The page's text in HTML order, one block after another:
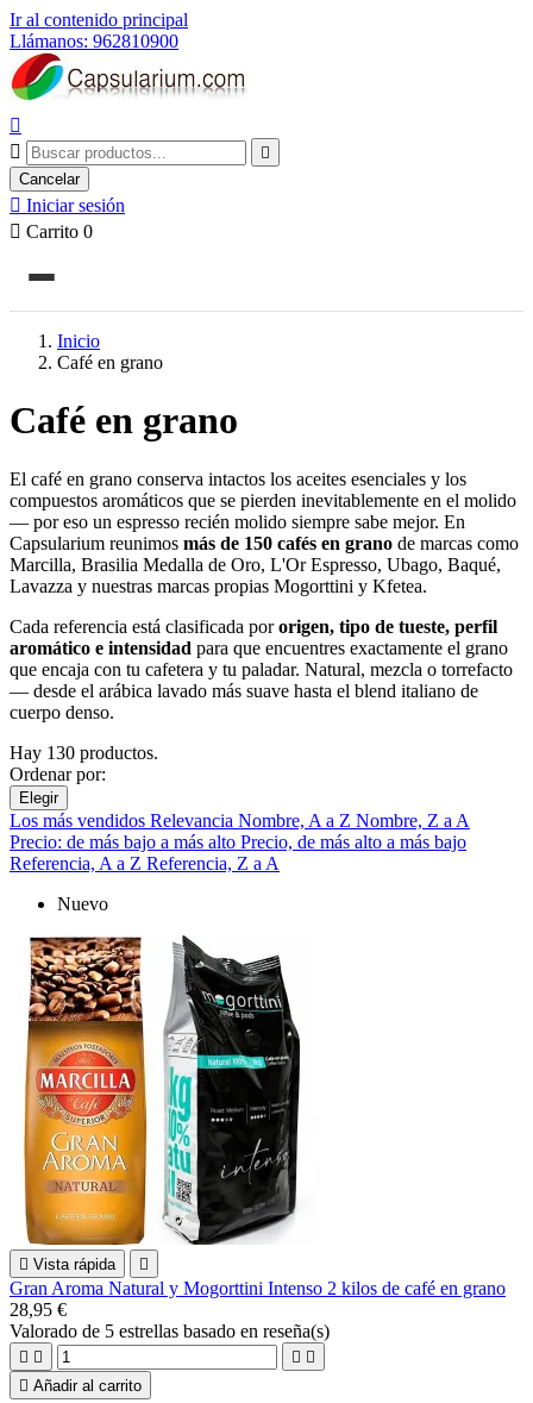
Ir al contenido principal
Llámanos: 962810900



Cancelar
 Iniciar sesión
 Carrito 0
Inicio
Café en grano
Café en grano
El café en grano conserva intactos los aceites esenciales y los
compuestos aromáticos que se pierden inevitablemente en el molido
— por eso un espresso recién molido siempre sabe mejor. En
Capsularium reunimos más de 150 cafés en grano de marcas como
Marcilla, Brasilia Medalla de Oro, L'Or Espresso, Ubago, Baqué,
Lavazza y nuestras marcas propias Mogorttini y Kfetea.
Cada referencia está clasificada pororigen, tipo de tueste, perfil
aromático e intensidad para que encuentres exactamente el grano
que encaja con tu cafetera y tu paladar. Natural, mezcla o torrefacto
— desde el arábica lavado más suave hasta el blend italiano de
cuerpo denso.
Hay 130 productos.
Ordenar por:
Elegir
Los más vendidos Relevancia Nombre, A a Z Nombre, Z a A
Precio: de más bajo a más alto Precio, de más alto a más bajo
Referencia, A a Z Referencia, Z a A
Nuevo
 Vista rápida 
Gran Aroma Natural y Mogorttini Intenso 2 kilos de café en grano
28,95 €
Valorado de 5 estrellas basado en reseña(s)
   
 Añadir al carrito